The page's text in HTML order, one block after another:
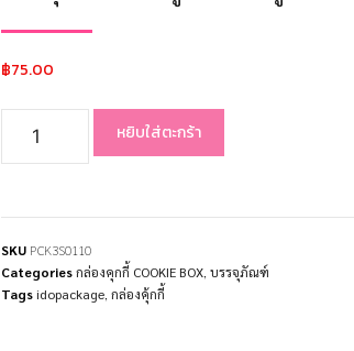
฿75.00
หยิบใส่ตะกร้า
SKU PCK3S0110
Categoriesกล่องคุกกี้ COOKIE BOX, บรรจุภัณฑ์
Tags idopackage, กล่องคุ้กกี้